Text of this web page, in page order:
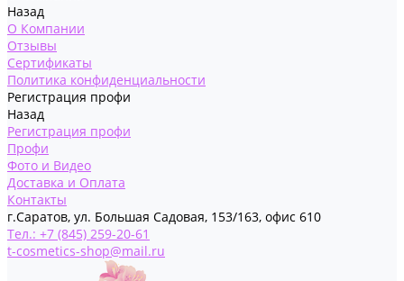
Назад
О Компании
Отзывы
Сертификаты
Политика конфиденциальности
Регистрация профи
Назад
Регистрация профи
Профи
Фото и Видео
Доставка и Оплата
Контакты
г.Саратов, ул. Большая Садовая, 153/163, офис 610
Тел.: +7 (845) 259-20-61
t-cosmetics-shop@mail.ru